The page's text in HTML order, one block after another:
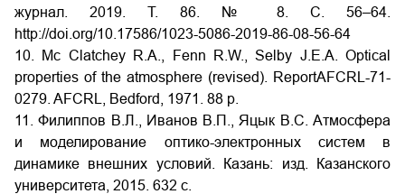
журнал. 2019. Т. 86. № 8. С. 56–64.
http://doi.org/10.17586/1023-5086-2019-86-08-56-64
10. Mc Clatchey R.A., Fenn R.W., Selby J.E.A. Optical
properties of the atmosphere (revised). ReportAFCRL-71-
0279. AFCRL, Bedford, 1971. 88 p.
11. Филиппов В.Л., Иванов В.П., Яцык В.С. Атмосфера
и моделирование оптико-электронных систем в
динамике внешних условий. Казань: изд. Казанского
университета, 2015. 632 с.